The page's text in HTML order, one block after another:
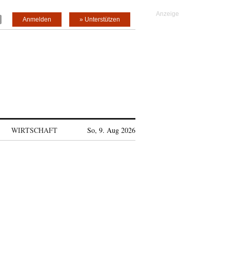
» Unterstützen
Anmelden
WIRTSCHAFT So, 9. Aug 2026